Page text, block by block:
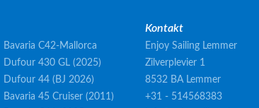
Bavaria C42-Mallorca
Dufour 430 GL (2025)
Dufour 44 (BJ 2026)
Bavaria 45 Cruiser (2011)
Kontakt
Enjoy Sailing Lemmer
Zilverplevier 1
8532 BA Lemmer
+31 - 514568383